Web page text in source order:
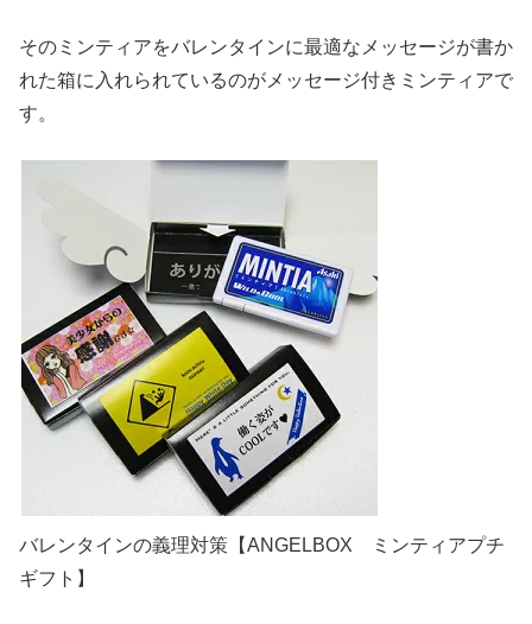
そのミンティアをバレンタインに最適なメッセージが書か
れた箱に入れられているのがメッセージ付きミンティアで
す。
バレンタインの義理対策【ANGELBOX ミンティアプチ
ギフト】